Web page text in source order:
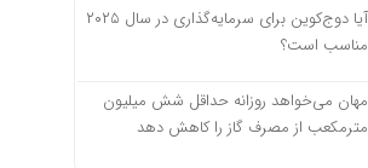
آیا دوج‌کوین برای سرمایه‌گذاری در سال ۲۰۲۵
مناسب است؟
مهان می‌خواهد روزانه حداقل شش میلیون
مترمکعب از مصرف گاز را کاهش دهد